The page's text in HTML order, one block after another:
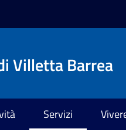
Villetta Barrea
Servizi